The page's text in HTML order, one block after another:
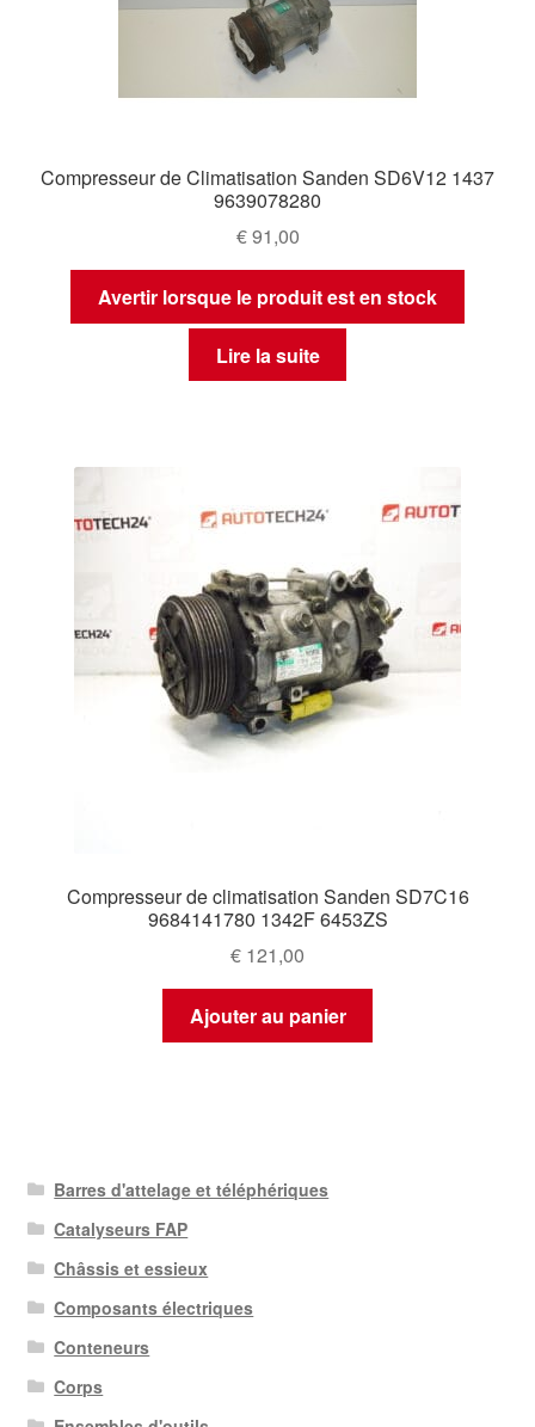
Compresseur de Climatisation Sanden SD6V12 1437
9639078280
€91,00
Avertir lorsque le produit est en stock
Lire la suite
Compresseur de climatisation Sanden SD7C16
9684141780 1342F 6453ZS
€ 121,00
Ajouter au panier
Barres d'attelage et téléphériques
Catalyseurs FAP
Châssis et essieux
Composants électriques
Conteneurs
Corps